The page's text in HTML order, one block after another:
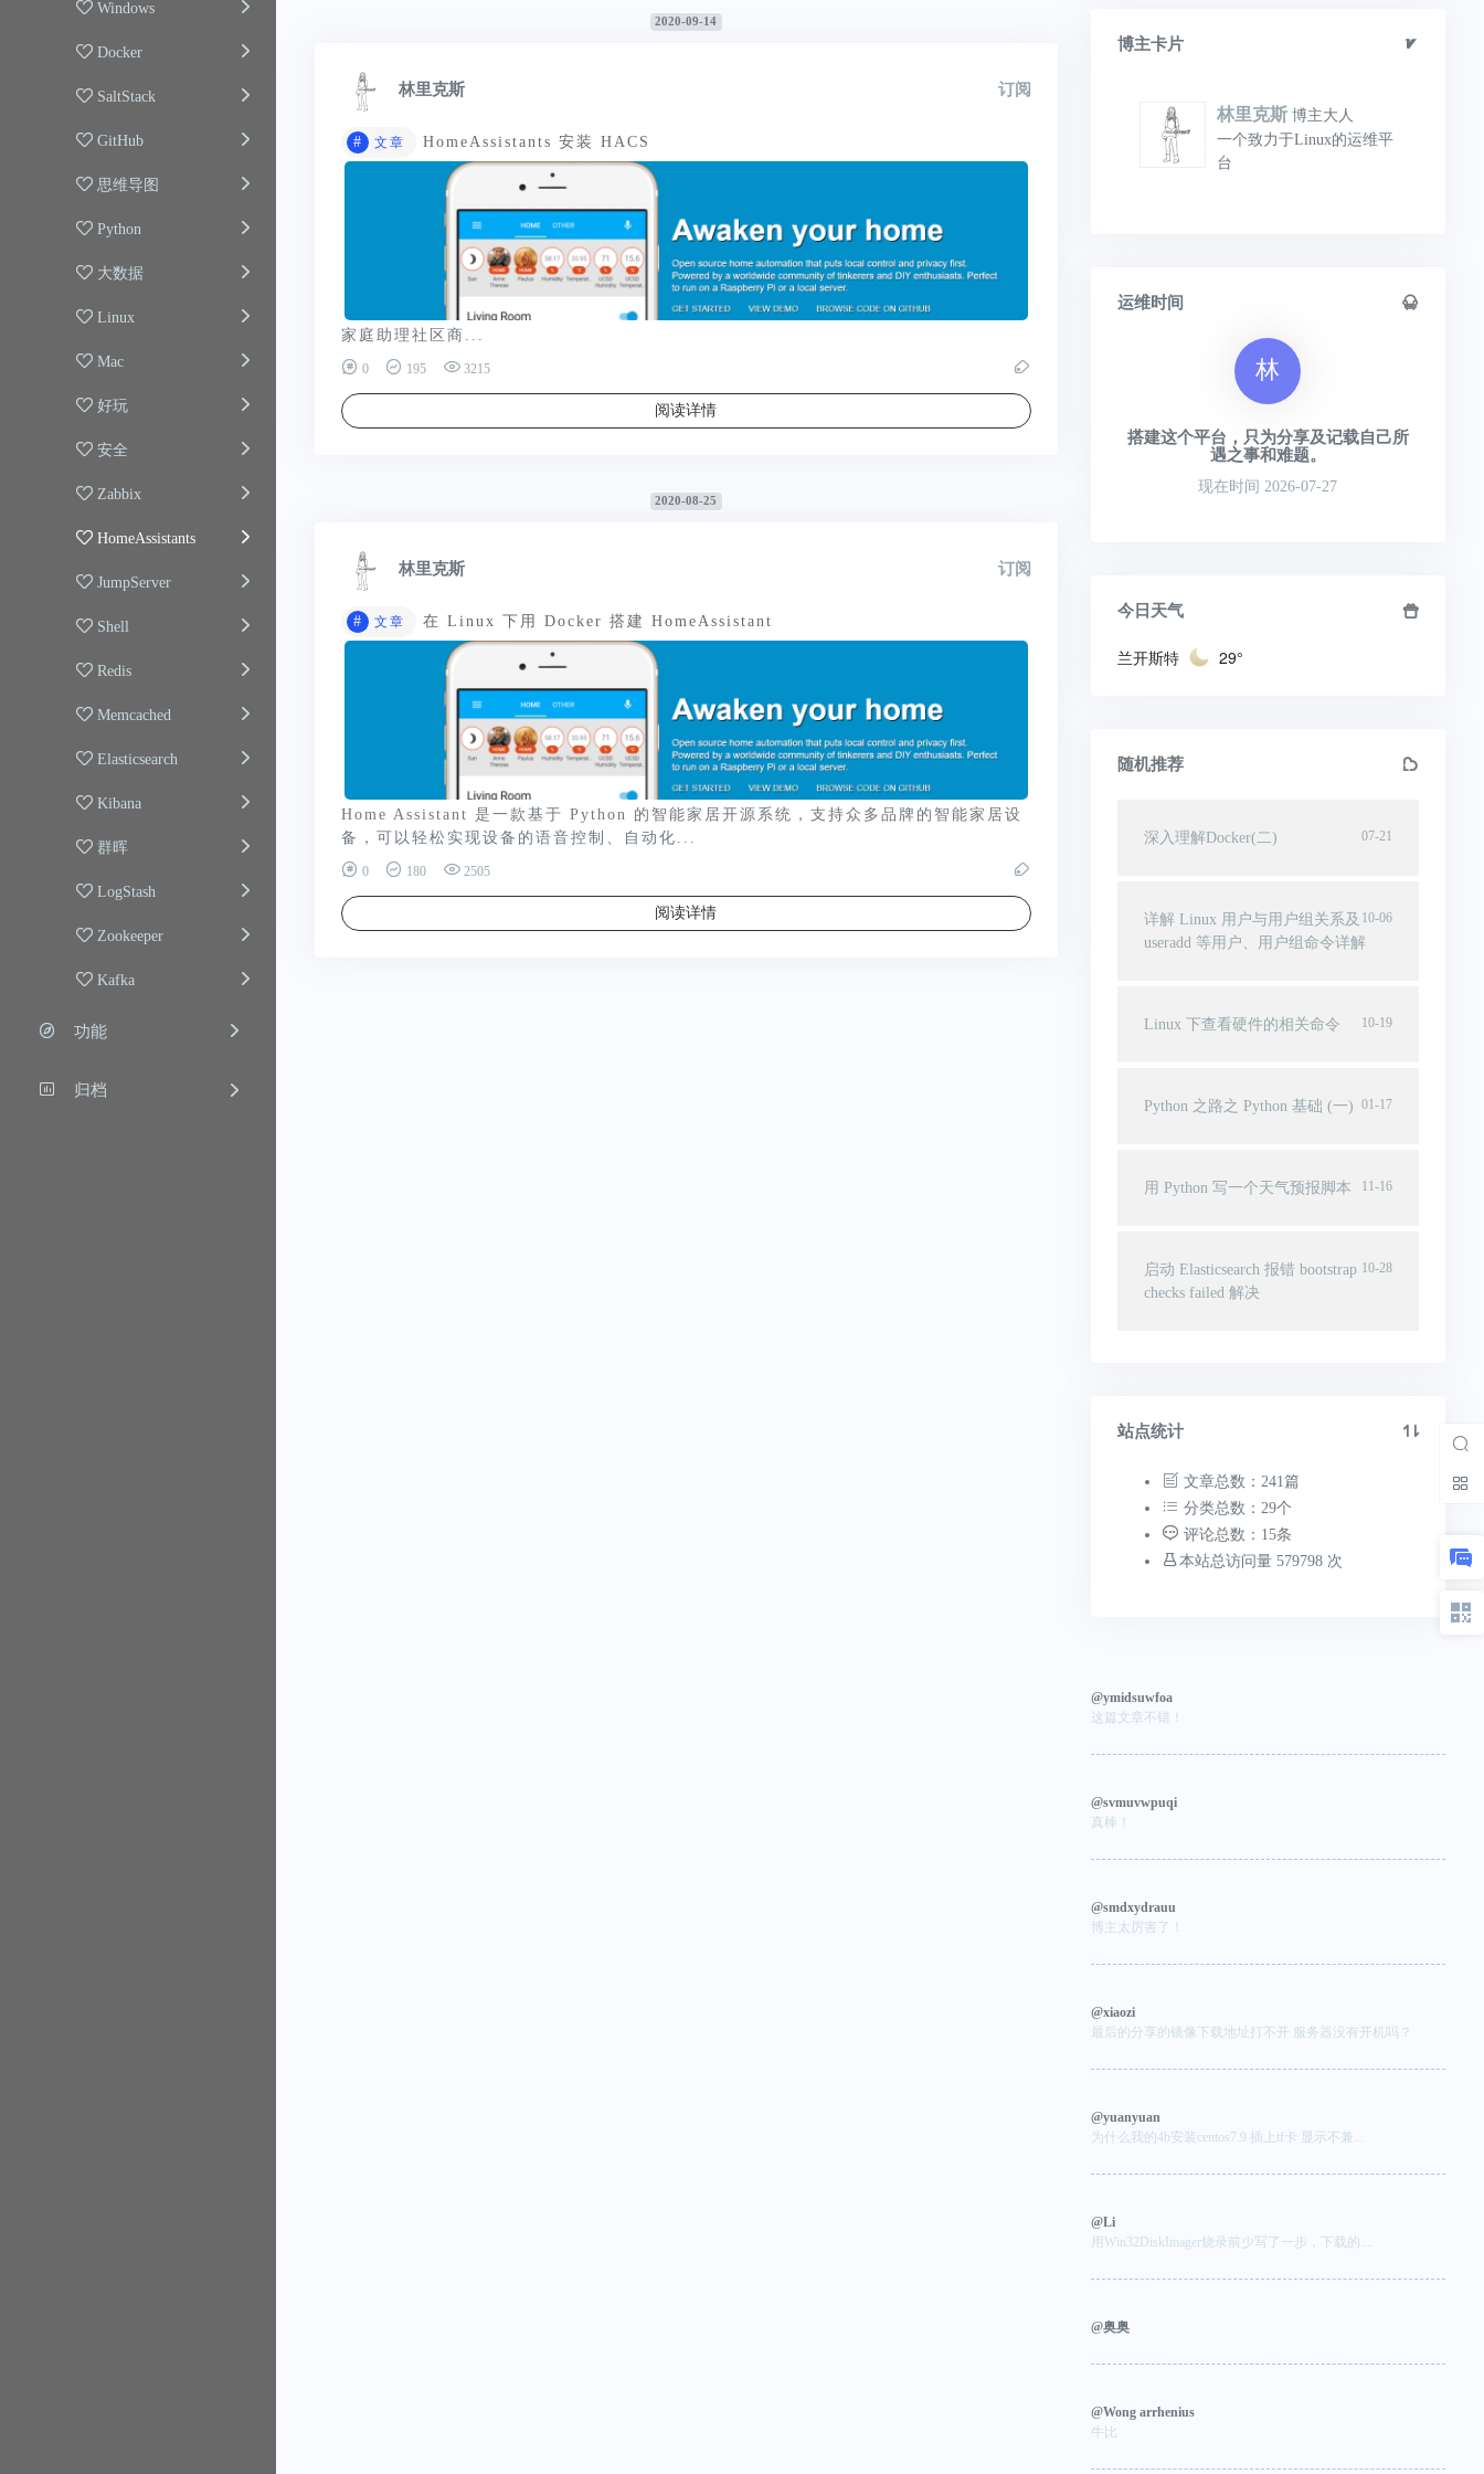
Windows
Docker
SaltStack
GitHub
思维导图
Python
大数据
Linux
Mac
好玩
安全
Zabbix
HomeAssistants
JumpServer
Shell
Redis
Memcached
Elasticsearch
Kibana
群晖
LogStash
Zookeeper
Kafka
功能
归档
2020-09-14
林里克斯 订阅
# 文章 HomeAssistants 安装 HACS
家庭助理社区商...
0 195 3215
阅读详情
2020-08-25
林里克斯 订阅
# 文章 在 Linux 下用 Docker 搭建 HomeAssistant
Home Assistant 是一款基于 Python 的智能家居开源系统，支持众多品牌的智能家居设
备，可以轻松实现设备的语音控制、自动化...
0 180 2505
阅读详情
博主卡片
林里克斯 博主大人
一个致力于Linux的运维平
台
运维时间
林
搭建这个平台，只为分享及记载自己所
遇之事和难题。
现在时间 2026-07-27
今日天气
兰开斯特 29°
随机推荐
07-21
深入理解Docker(二)
10-06
详解 Linux 用户与用户组关系及
useradd 等用户、用户组命令详解
10-19
Linux 下查看硬件的相关命令
01-17
Python 之路之 Python 基础 (一)
11-16
用 Python 写一个天气预报脚本
10-28
启动 Elasticsearch 报错 bootstrap
checks failed 解决
站点统计
文章总数：241篇
分类总数：29个
评论总数：15条
本站总访问量 579798 次
@ymidsuwfoa
这篇文章不错！
@svmuvwpuqi
真棒！
@smdxydrauu
博主太厉害了！
@xiaozi
最后的分享的镜像下载地址打不开 服务器没有开机吗？
@yuanyuan
为什么我的4b安装centos7.9 插上tf卡 显示不兼...
@Li
用Win32DiskImager烧录前少写了一步，下载的....
@奥奥
@Wong arrhenius
牛比